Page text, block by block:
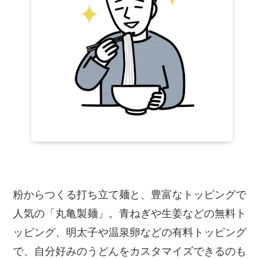
粉からつくる打ち立て麺と、豊富なトッピングで
人気の「丸亀製麺」。青ねぎや生姜などの無料ト
ッピング、明太子や温泉卵などの有料トッピング
で、自分好みのうどんをカスタマイズできるのも